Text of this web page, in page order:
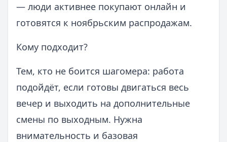
— люди активнее покупают онлайн и
готовятся к ноябрьским распродажам.
Кому подходит?
Тем, кто не боится шагомера: работа
подойдёт, если готовы двигаться весь
вечер и выходить на дополнительные
смены по выходным. Нужна
внимательность и базовая